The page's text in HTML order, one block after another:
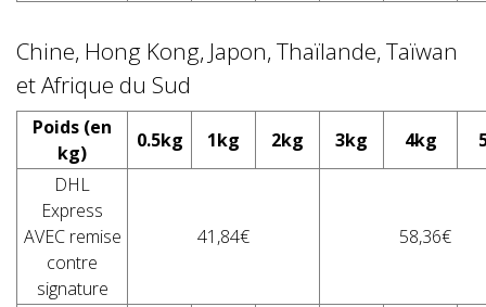
Chine, Hong Kong, Japon, Thaïlande, Taïwan
et Afrique du Sud
Poids (en
kg)
0.5kg 1kg 2kg 3kg 4kg
DHL
Express
AVEC remise
contre
signature
41,84€ 58,36€